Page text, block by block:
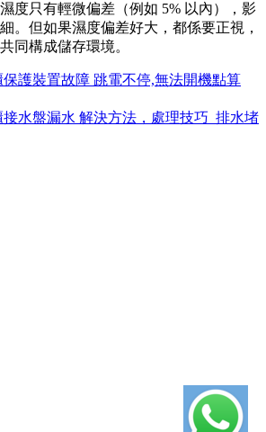
度只有輕微偏差（例如 5% 以內），影
。但如果濕度偏差好大，都係要正視，
同構成儲存環境。
保護裝置故障 跳電不停,無法開機點算
水盤漏水 解決方法，處理技巧_排水堵